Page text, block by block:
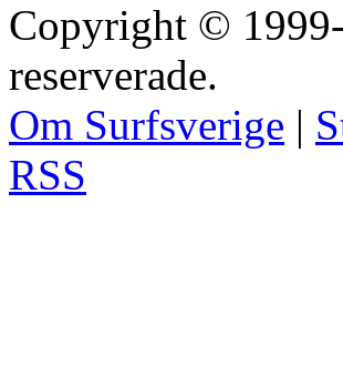
Copyright ©
reserverade.
Om Surfsverige |
RSS